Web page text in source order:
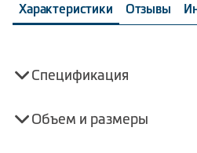
Характеристики Отзывы
Спецификация
Объем и размеры